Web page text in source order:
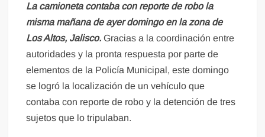
La camioneta contaba con reporte de robo la
misma mañana de ayer domingo en la zona de
Los Altos, Jalisco.Gracias a la coordinación entre
autoridades y la pronta respuesta por parte de
elementos de la Policía Municipal, este domingo
se logró la localización de un vehículo que
contaba con reporte de robo y la detención de tres
sujetos que lo tripulaban.